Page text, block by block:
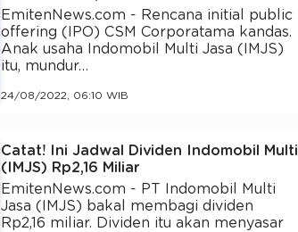
EmitenNews.com - Rencana initial public
offering (IPO) CSM Corporatama kandas.
Anak usaha Indomobil Multi Jasa (IMJS)
itu, mundur…
24/08/2022, 06:10 WIB
Catat! Ini Jadwal Dividen Indomobil Multi
(IMJS) Rp2,16 Miliar
EmitenNews.com - PT Indomobil Multi
Jasa (IMJS) bakal membagi dividen
Rp2,16 miliar. Dividen itu akan menyasar